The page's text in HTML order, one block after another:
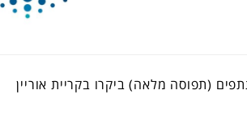
הגילדה התקיים בתאריך 28.03.23, ובמסגרתו 35 משתתפים (תפוסה מלאה) ביקרו בקריית אוריין